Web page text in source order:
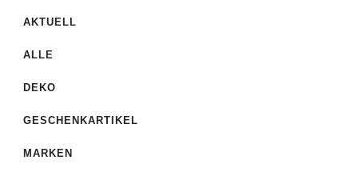
AKTUELL
ALLE
DEKO
GESCHENKARTIKEL
MARKEN